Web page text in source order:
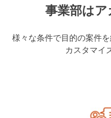
事業部は
様々な条件で目的の案件
カスタマイ